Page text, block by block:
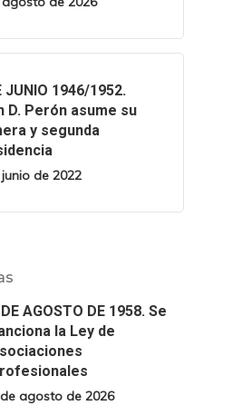
JUNIO 1946/1952.
D. Perón asume su
y segunda
de 2022
AGOSTO DE 1958. Se
la Ley de
agosto de 2026